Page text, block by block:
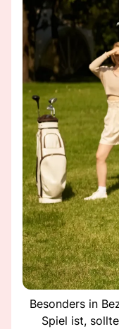
Besonders in
Spiel ist,